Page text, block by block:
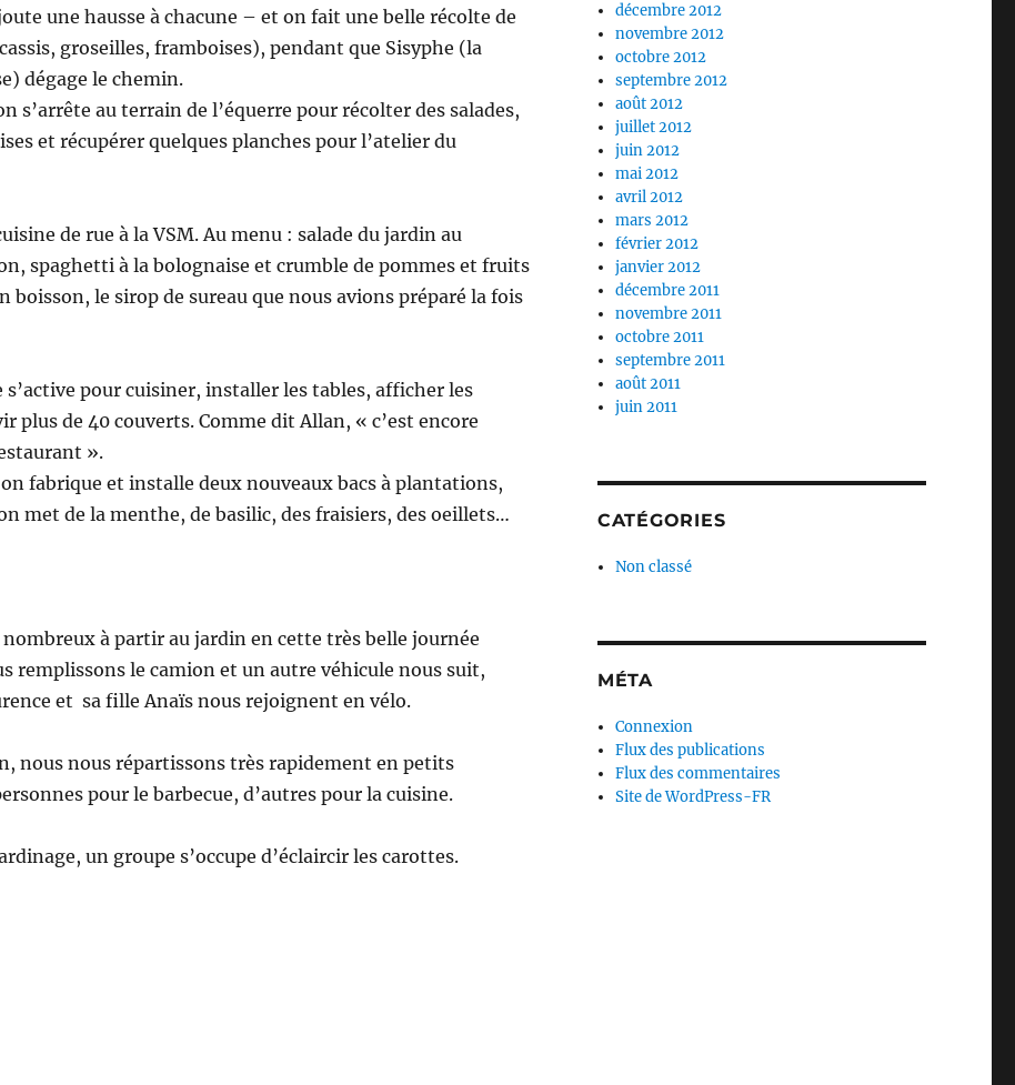
une hausse à chacune – et on fait une belle récolte de
groseilles, framboises), pendant que Sisyphe (la
dégage le chemin.
s’arrête au terrain de l’équerre pour récolter des salades,
et récupérer quelques planches pour l’atelier du
de rue à la VSM. Au menu : salade du jardin au
spaghetti à la bolognaise et crumble de pommes et fruits
boisson, le sirop de sureau que nous avions préparé la fois
s’active pour cuisiner, installer les tables, afficher les
plus de 40 couverts. Comme dit Allan, « c’est encore
».
fabrique et installe deux nouveaux bacs à plantations,
met de la menthe, de basilic, des fraisiers, des oeillets…
nombreux à partir au jardin en cette très belle journée
remplissons le camion et un autre véhicule nous suit,
et sa fille Anaïs nous rejoignent en vélo.
nous nous répartissons très rapidement en petits
pour le barbecue, d’autres pour la cuisine.
un groupe s’occupe d’éclaircir les carottes.
décembre 2012
novembre 2012
octobre 2012
septembre 2012
août 2012
juillet 2012
juin 2012
mai 2012
avril 2012
mars 2012
février 2012
janvier 2012
décembre 2011
novembre 2011
octobre 2011
septembre 2011
août 2011
juin 2011
CATÉGORIES
Non classé
MÉTA
Connexion
Flux des publications
Flux des commentaires
Site de WordPress-FR